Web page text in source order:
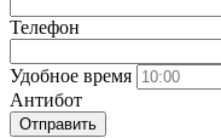
Телефон
Удобное время
Антибот
Отправить